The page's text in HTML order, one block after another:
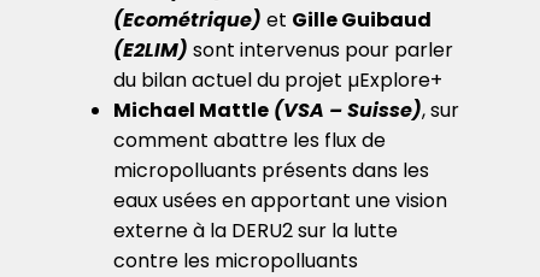
(Ecométrique) et Gille Guibaud
(E2LIM) sont intervenus pour parler
du bilan actuel du projet µExplore+
Michael Mattle (VSA – Suisse), sur
comment abattre les flux de
micropolluants présents dans les
eaux usées en apportant une vision
externe à la DERU2 sur la lutte
contre les micropolluants